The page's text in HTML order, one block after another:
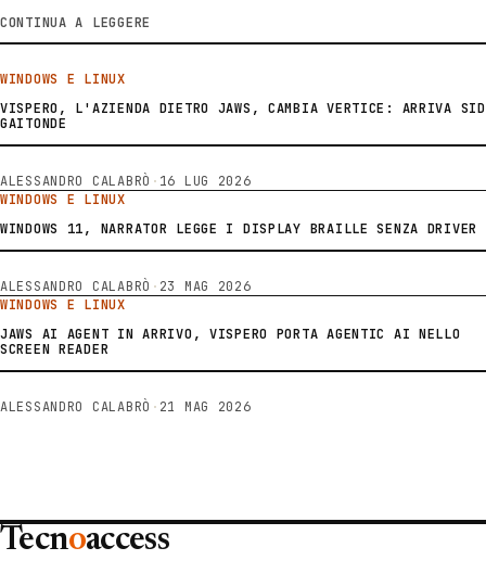
CONTINUA A LEGGERE
WINDOWS E LINUX
VISPERO, L'AZIENDA DIETRO JAWS, CAMBIA VERTICE: ARRIVA SID
GAITONDE
ALESSANDRO CALABRÒ · 16 LUG 2026
WINDOWS E LINUX
WINDOWS 11, NARRATOR LEGGE I DISPLAY BRAILLE SENZA DRIVER
ALESSANDRO CALABRÒ · 23 MAG 2026
WINDOWS E LINUX
JAWS AI AGENT IN ARRIVO, VISPERO PORTA AGENTIC AI NELLO
SCREEN READER
ALESSANDRO CALABRÒ · 21 MAG 2026
Tecnoaccess